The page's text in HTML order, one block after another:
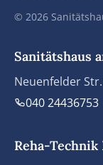
© 2026
Sanitätshaus
Neuenfelder
040 24436753
Reha-Technik